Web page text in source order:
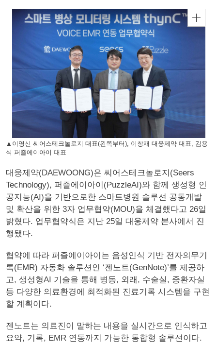
▲이영신 씨어스테크놀로지 대표(왼쪽부터), 이창재 대웅제약 대표, 김용
식 퍼즐에이아이 대표
대웅제약(DAEWOONG)은 씨어스테크놀로지(Seers
Technology), 퍼즐에이아이(PuzzleAI)와 함께 생성형 인
공지능(AI)을 기반으로한 스마트병원 솔루션 공동개발
및 확산을 위한 3자 업무협약(MOU)을 체결했다고 26일
밝혔다. 업무협약식은 지난 25일 대웅제약 본사에서 진
행됐다.
협약에 따라 퍼즐에이아이는 음성인식 기반 전자의무기
록(EMR) 자동화 솔루션인 ‘젠노트(GenNote)’를 제공하
고, 생성형AI 기술을 통해 병동, 외래, 수술실, 중환자실
등 다양한 의료환경에 최적화된 진료기록 시스템을 구현
할 계획이다.
젠노트는 의료진이 말하는 내용을 실시간으로 인식하고
요약, 기록, EMR 연동까지 가능한 통합형 솔루션이다.